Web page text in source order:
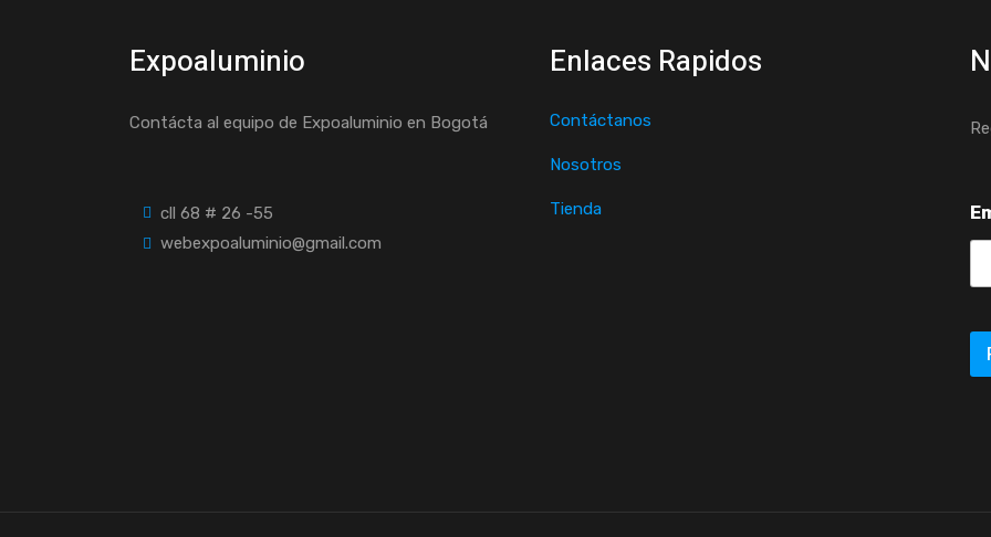
Expoaluminio
Contácta al equipo de Expoaluminio en Bogotá
cll 68 # 26 -55
webexpoaluminio@gmail.com
Enlaces Rapidos
Contáctanos
Nosotros
Tienda